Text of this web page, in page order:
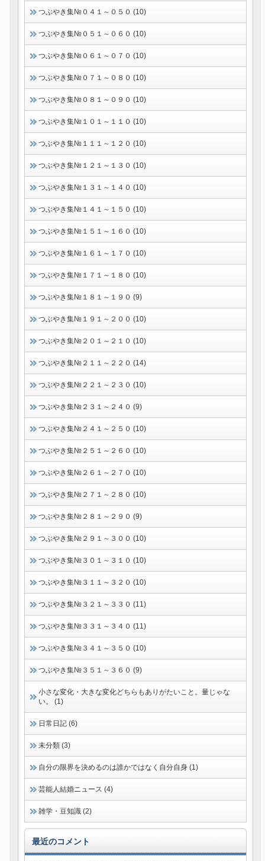
つぶやき集№０４１～０５０ (10)
つぶやき集№０５１～０６０ (10)
つぶやき集№０６１～０７０ (10)
つぶやき集№０７１～０８０ (10)
つぶやき集№０８１～０９０ (10)
つぶやき集№１０１～１１０ (10)
つぶやき集№１１１～１２０ (10)
つぶやき集№１２１～１３０ (10)
つぶやき集№１３１～１４０ (10)
つぶやき集№１４１～１５０ (10)
つぶやき集№１５１～１６０ (10)
つぶやき集№１６１～１７０ (10)
つぶやき集№１７１～１８０ (10)
つぶやき集№１８１～１９０ (9)
つぶやき集№１９１～２００ (10)
つぶやき集№２０１～２１０ (10)
つぶやき集№２１１～２２０ (14)
つぶやき集№２２１～２３０ (10)
つぶやき集№２３１～２４０ (9)
つぶやき集№２４１～２５０ (10)
つぶやき集№２５１～２６０ (10)
つぶやき集№２６１～２７０ (10)
つぶやき集№２７１～２８０ (10)
つぶやき集№２８１～２９０ (9)
つぶやき集№２９１～３００ (10)
つぶやき集№３０１～３１０ (10)
つぶやき集№３１１～３２０ (10)
つぶやき集№３２１～３３０ (11)
つぶやき集№３３１～３４０ (11)
つぶやき集№３４１～３５０ (10)
つぶやき集№３５１～３６０ (9)
小さな変化・大きな変化どちらもありがたいこと。量じゃな
い。 (1)
日常日記 (6)
未分類 (3)
自分の限界を決めるのは誰かではなく自分自身 (1)
芸能人結婚ニュース (4)
雑学・豆知識 (2)
最近のコメント